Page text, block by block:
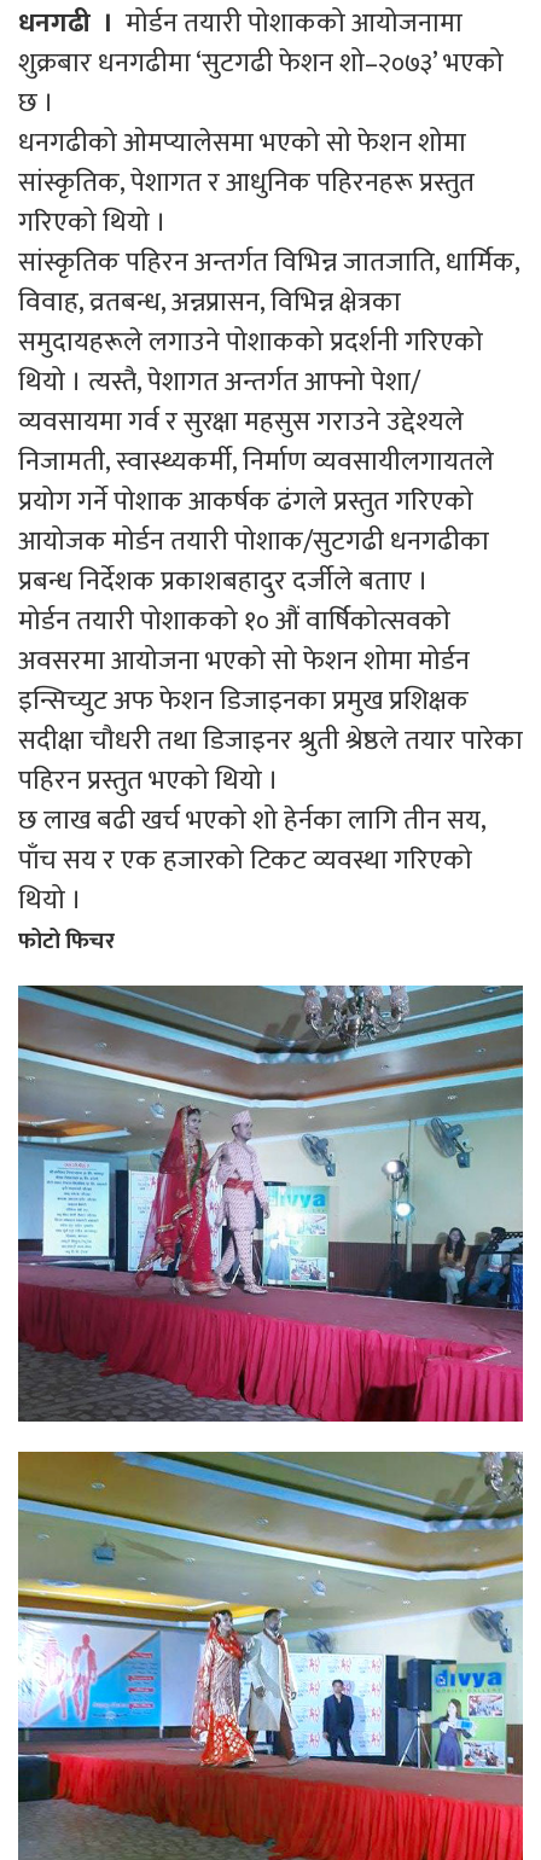
धनगढी । मोर्डन तयारी पोशाकको आयोजनामा
शुक्रबार धनगढीमा ‘सुटगढी फेशन शो–२०७३’ भएको
छ ।
धनगढीको ओमप्यालेसमा भएको सो फेशन शोमा
सांस्कृतिक, पेशागत र आधुनिक पहिरनहरू प्रस्तुत
गरिएको थियो ।
सांस्कृतिक पहिरन अन्तर्गत विभिन्न जातजाति, धार्मिक,
विवाह, व्रतबन्ध, अन्नप्रासन, विभिन्न क्षेत्रका
समुदायहरूले लगाउने पोशाकको प्रदर्शनी गरिएको
थियो । त्यस्तै, पेशागत अन्तर्गत आफ्नो पेशा/
व्यवसायमा गर्व र सुरक्षा महसुस गराउने उद्देश्यले
निजामती, स्वास्थ्यकर्मी, निर्माण व्यवसायीलगायतले
प्रयोग गर्ने पोशाक आकर्षक ढंगले प्रस्तुत गरिएको
आयोजक मोर्डन तयारी पोशाक/सुटगढी धनगढीका
प्रबन्ध निर्देशक प्रकाशबहादुर दर्जीले बताए ।
मोर्डन तयारी पोशाकको १० औं वार्षिकोत्सवको
अवसरमा आयोजना भएको सो फेशन शोमा मोर्डन
इन्सिच्युट अफ फेशन डिजाइनका प्रमुख प्रशिक्षक
सदीक्षा चौधरी तथा डिजाइनर श्रुती श्रेष्ठले तयार पारेका
पहिरन प्रस्तुत भएको थियो ।
छ लाख बढी खर्च भएको शो हेर्नका लागि तीन सय,
पाँच सय र एक हजारको टिकट व्यवस्था गरिएको
थियो ।
फोटो फिचर